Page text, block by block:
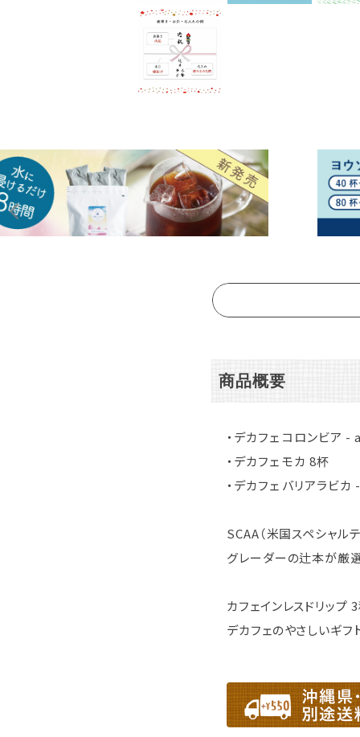
商品概要
・デカフェ コロンビア
・デカフェ モカ 8杯
・デカフェ バリアラビ
SCAA（米国スペシャ
グレーダーの辻本が厳
カフェインレスドリッ
デカフェのやさしいギフ